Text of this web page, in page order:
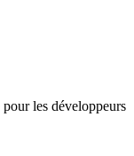
les développeurs